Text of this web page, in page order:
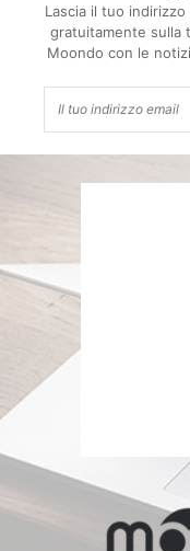
Lascia il tuo
gratuitamente sulla
Moondo con le